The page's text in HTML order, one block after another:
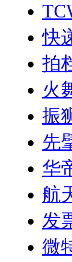
快
拍
火
振
先
华
航
发
微